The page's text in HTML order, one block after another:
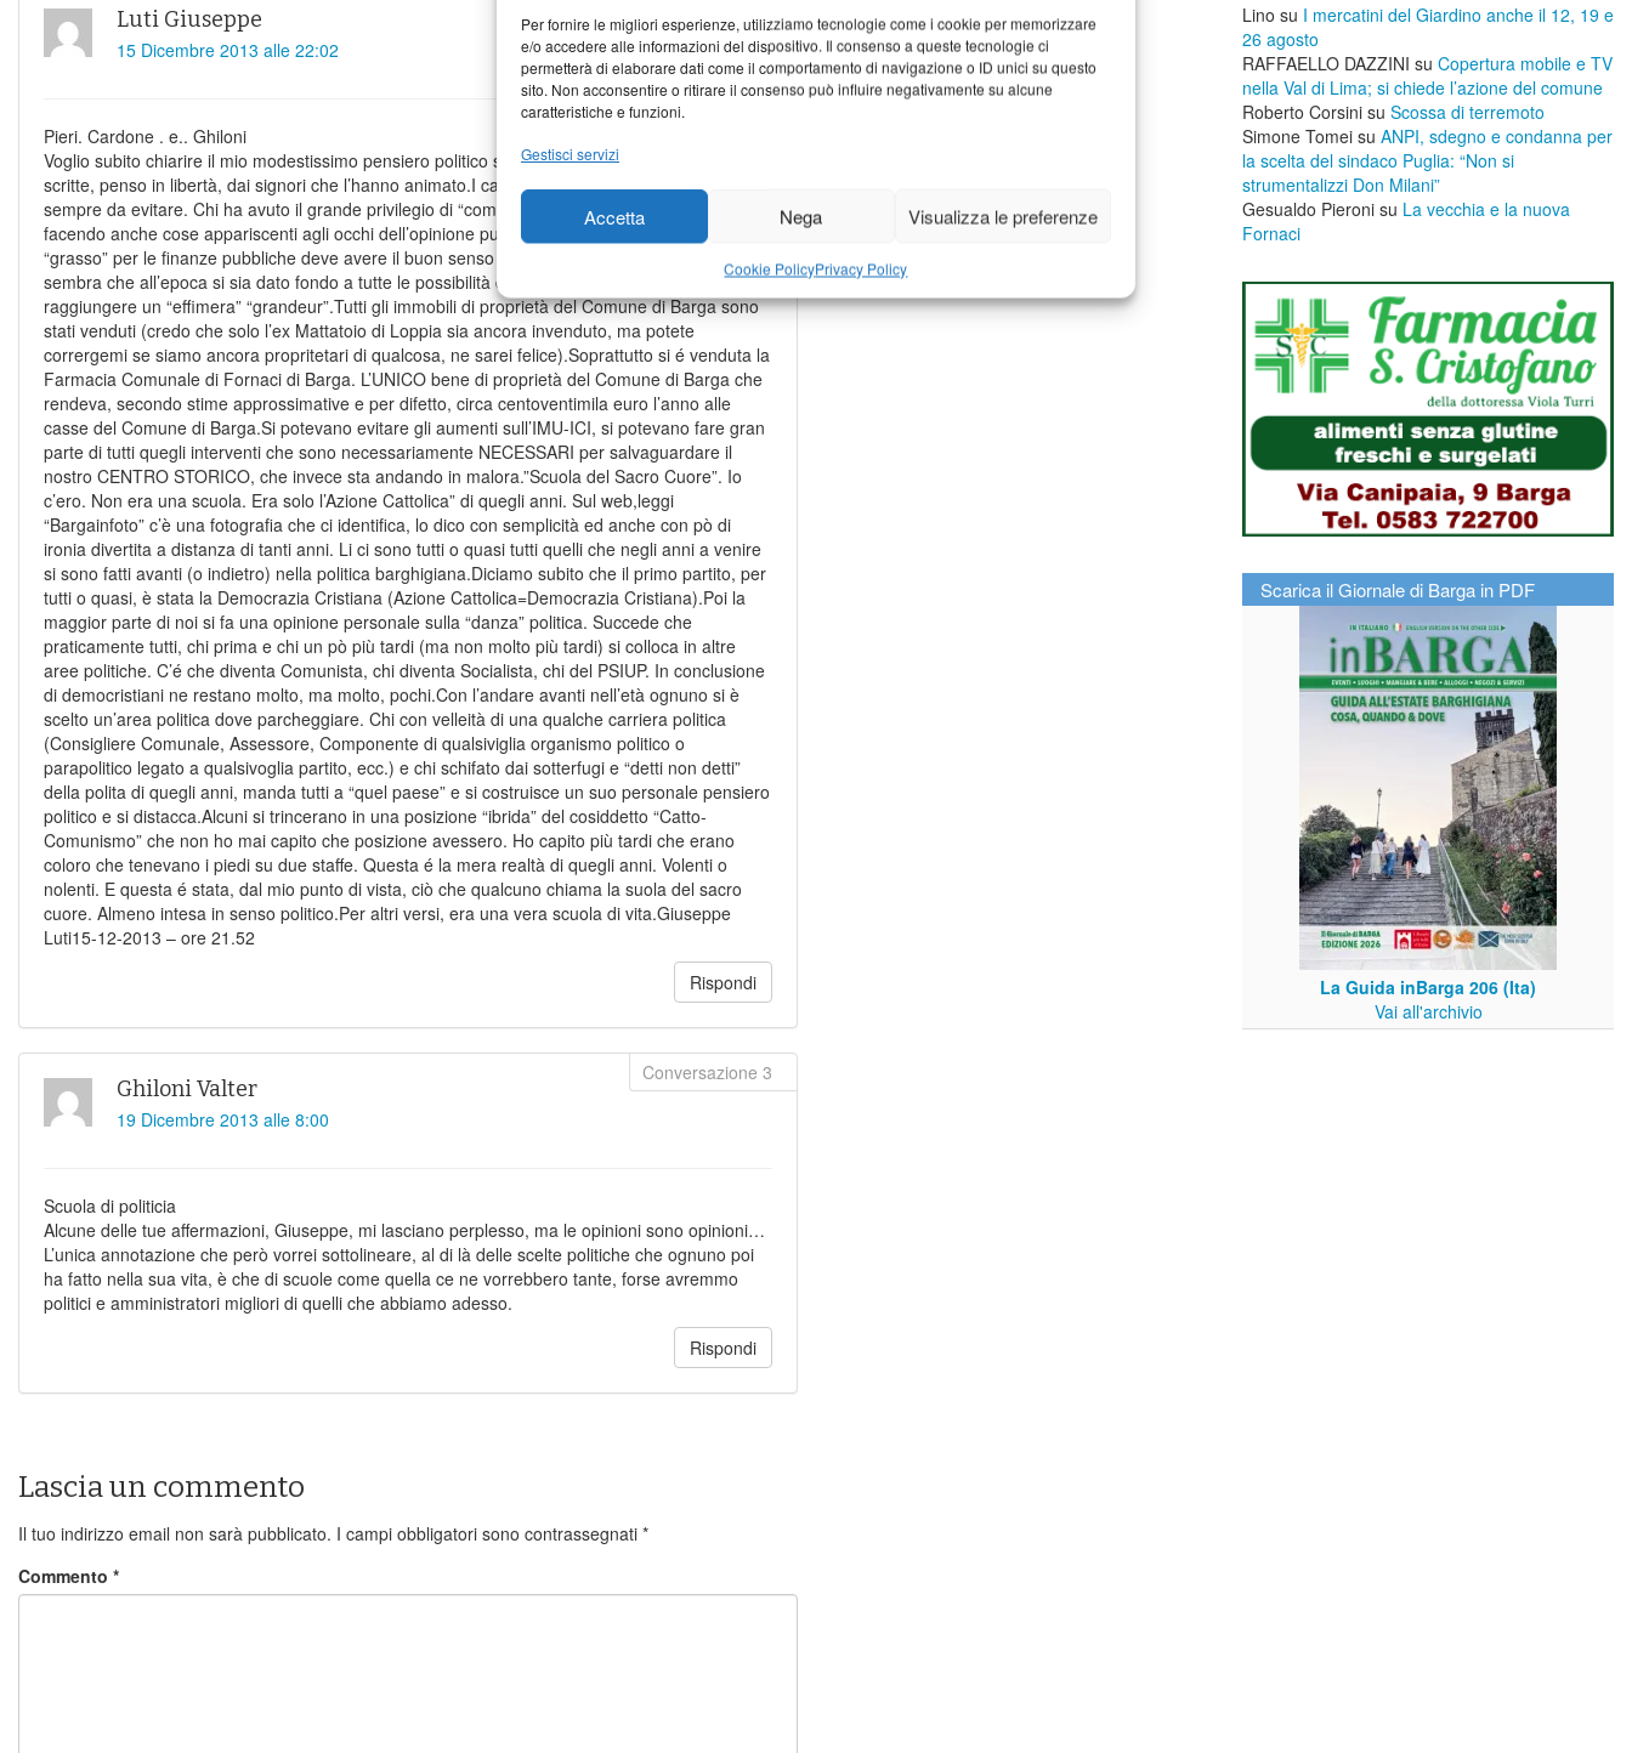
Per fornire le migliori esperienze, utilizziamo tecnologie come i cookie per memorizzare
e/o accedere alle informazioni del dispositivo. Il consenso a queste tecnologie ci
permetterà di elaborare dati come il comportamento di navigazione o ID unici su questo
sito. Non acconsentire o ritirare il consenso può influire negativamente su alcune
caratteristiche e funzioni.
Gestisci servizi
Accetta Nega Visualizza le preferenze
Cookie PolicyPrivacy Policy
Luti Giuseppe
15 Dicembre 2013 alle 22:02
Pieri. Cardone . e.. Ghiloni
Voglio subito chiarire il mio modestissimo pensiero politico sul contendere di queste righe
scritte, penso in libertà, dai signori che l’hanno animato.I cavalli di ritorno, secondo me, sono
sempre da evitare. Chi ha avuto il grande privilegio di “comandare” a Barga per dieci anni,
facendo anche cose appariscenti agli occhi dell’opinione pubblica, in un periodo molto più
“grasso” per le finanze pubbliche deve avere il buon senso di farsi da parte .Anche perché mi
sembra che all’epoca si sia dato fondo a tutte le possibilità di alienare i beni comunali per
raggiungere un “effimera” “grandeur”.Tutti gli immobili di proprietà del Comune di Barga sono
stati venduti (credo che solo l’ex Mattatoio di Loppia sia ancora invenduto, ma potete
corrergemi se siamo ancora propritetari di qualcosa, ne sarei felice).Soprattutto si é venduta la
Farmacia Comunale di Fornaci di Barga. L’UNICO bene di proprietà del Comune di Barga che
rendeva, secondo stime approssimative e per difetto, circa centoventimila euro l’anno alle
casse del Comune di Barga.Si potevano evitare gli aumenti sull’IMU-ICI, si potevano fare gran
parte di tutti quegli interventi che sono necessariamente NECESSARI per salvaguardare il
nostro CENTRO STORICO, che invece sta andando in malora.”Scuola del Sacro Cuore”. Io
c’ero. Non era una scuola. Era solo l’Azione Cattolica” di quegli anni. Sul web,leggi
“Bargainfoto” c’è una fotografia che ci identifica, lo dico con semplicità ed anche con pò di
ironia divertita a distanza di tanti anni. Li ci sono tutti o quasi tutti quelli che negli anni a venire
si sono fatti avanti (o indietro) nella politica barghigiana.Diciamo subito che il primo partito, per
tutti o quasi, è stata la Democrazia Cristiana (Azione Cattolica=Democrazia Cristiana).Poi la
maggior parte di noi si fa una opinione personale sulla “danza” politica. Succede che
praticamente tutti, chi prima e chi un pò più tardi (ma non molto più tardi) si colloca in altre
aree politiche. C’é che diventa Comunista, chi diventa Socialista, chi del PSIUP. In conclusione
di democristiani ne restano molto, ma molto, pochi.Con l’andare avanti nell’età ognuno si è
scelto un’area politica dove parcheggiare. Chi con velleità di una qualche carriera politica
(Consigliere Comunale, Assessore, Componente di qualsiviglia organismo politico o
parapolitico legato a qualsivoglia partito, ecc.) e chi schifato dai sotterfugi e “detti non detti”
della polita di quegli anni, manda tutti a “quel paese” e si costruisce un suo personale pensiero
politico e si distacca.Alcuni si trincerano in una posizione “ibrida” del cosiddetto “Catto-
Comunismo” che non ho mai capito che posizione avessero. Ho capito più tardi che erano
coloro che tenevano i piedi su due staffe. Questa é la mera realtà di quegli anni. Volenti o
nolenti. E questa é stata, dal mio punto di vista, ciò che qualcuno chiama la suola del sacro
cuore. Almeno intesa in senso politico.Per altri versi, era una vera scuola di vita.Giuseppe
Luti15-12-2013 – ore 21.52
Rispondi
Ghiloni Valter
19 Dicembre 2013 alle 8:00
Scuola di politicia
Alcune delle tue affermazioni, Giuseppe, mi lasciano perplesso, ma le opinioni sono opinioni…
L’unica annotazione che però vorrei sottolineare, al di là delle scelte politiche che ognuno poi
ha fatto nella sua vita, è che di scuole come quella ce ne vorrebbero tante, forse avremmo
politici e amministratori migliori di quelli che abbiamo adesso.
Rispondi
Lascia un commento
Il tuo indirizzo email non sarà pubblicato. I campi obbligatori sono contrassegnati *
Commento *
Lino su I mercatini del Giardino anche il 12, 19 e
26 agosto
RAFFAELLO DAZZINI su ​Copertura mobile e TV
nella Val di Lima; si chiede l’azione del comune
Roberto Corsini su Scossa di terremoto
Simone Tomei su ANPI, sdegno e condanna per
la scelta del sindaco Puglia: “Non si
strumentalizzi Don Milani”
Gesualdo Pieroni su La vecchia e la nuova
Fornaci
Scarica il Giornale di Barga in PDF
La Guida inBarga 206 (Ita)
Vai all'archivio